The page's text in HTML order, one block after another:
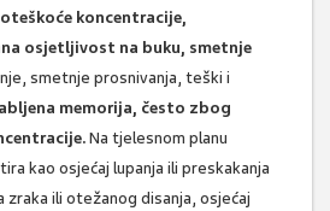
koncentracije,
osjetljivost na buku, smetnje
smetnje prosnivanja, teški i
memorija, često zbog
Na tjelesnom planu
kao osjećaj lupanja ili preskakanja
ili otežanog disanja, osjećaj